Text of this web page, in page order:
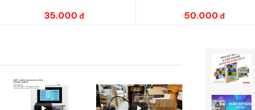
35.000 50.000